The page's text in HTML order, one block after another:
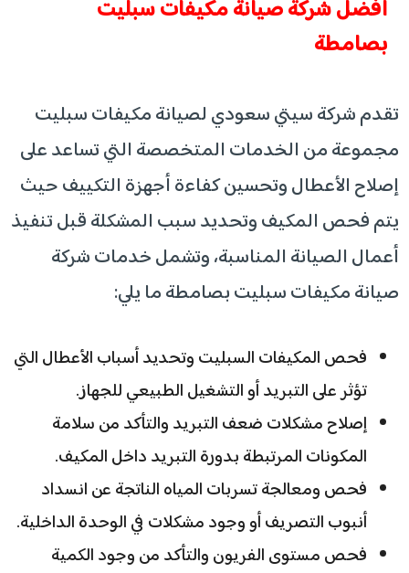
أفضل شركة صيانة مكيفات سبليت
بصامطة
تقدم شركة سيتي سعودي لصيانة مكيفات سبليت
مجموعة من الخدمات المتخصصة التي تساعد على
إصلاح الأعطال وتحسين كفاءة أجهزة التكييف حيث
يتم فحص المكيف وتحديد سبب المشكلة قبل تنفيذ
أعمال الصيانة المناسبة، وتشمل خدمات شركة
صيانة مكيفات سبليت بصامطة ما يلي:
فحص المكيفات السبليت وتحديد أسباب الأعطال التي
تؤثر على التبريد أو التشغيل الطبيعي للجهاز.
إصلاح مشكلات ضعف التبريد والتأكد من سلامة
المكونات المرتبطة بدورة التبريد داخل المكيف.
فحص ومعالجة تسربات المياه الناتجة عن انسداد
أنبوب التصريف أو وجود مشكلات في الوحدة الداخلية.
فحص مستوى الفريون والتأكد من وجود الكمية